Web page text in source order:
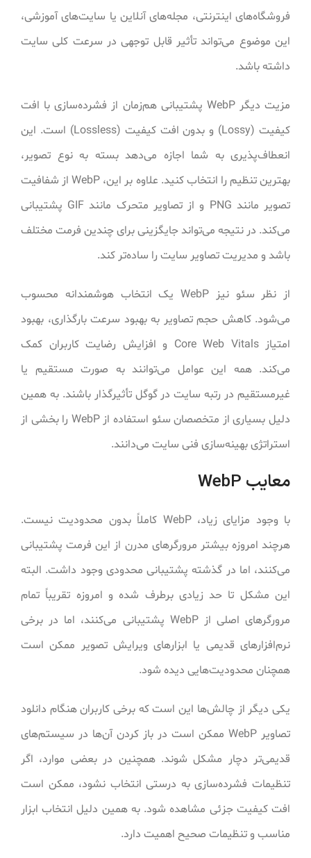
فروشگاه‌های اینترنتی، مجله‌های آنلاین یا سایت‌های آموزشی،
این موضوع می‌تواند تأثیر قابل توجهی در سرعت کلی سایت
داشته باشد.
مزیت دیگر WebP پشتیبانی هم‌زمان از فشرده‌سازی با افت
کیفیت (Lossy) و بدون افت کیفیت (Lossless) است. این
انعطاف‌پذیری به شما اجازه می‌دهد بسته به نوع تصویر،
بهترین تنظیم را انتخاب کنید. علاوه بر این، WebP از شفافیت
تصویر مانند PNG و از تصاویر متحرک مانند GIF پشتیبانی
می‌کند. در نتیجه می‌تواند جایگزینی برای چندین فرمت مختلف
باشد و مدیریت تصاویر سایت را ساده‌تر کند.
از نظر سئو نیز WebP یک انتخاب هوشمندانه محسوب
می‌شود. کاهش حجم تصاویر به بهبود سرعت بارگذاری، بهبود
امتیاز Core Web Vitals و افزایش رضایت کاربران کمک
می‌کند. همه این عوامل می‌توانند به صورت مستقیم یا
غیرمستقیم در رتبه سایت در گوگل تأثیرگذار باشند. به همین
دلیل بسیاری از متخصصان سئو استفاده از WebP را بخشی از
استراتژی بهینه‌سازی فنی سایت می‌دانند.
معایب WebP
با وجود مزایای زیاد، WebP کاملاً بدون محدودیت نیست.
هرچند امروزه بیشتر مرورگرهای مدرن از این فرمت پشتیبانی
می‌کنند، اما در گذشته پشتیبانی محدودی وجود داشت. البته
این مشکل تا حد زیادی برطرف شده و امروزه تقریباً تمام
مرورگرهای اصلی از WebP پشتیبانی می‌کنند، اما در برخی
نرم‌افزارهای قدیمی یا ابزارهای ویرایش تصویر ممکن است
همچنان محدودیت‌هایی دیده شود.
یکی دیگر از چالش‌ها این است که برخی کاربران هنگام دانلود
تصاویر WebP ممکن است در باز کردن آن‌ها در سیستم‌های
قدیمی‌تر دچار مشکل شوند. همچنین در بعضی موارد، اگر
تنظیمات فشرده‌سازی به درستی انتخاب نشود، ممکن است
افت کیفیت جزئی مشاهده شود. به همین دلیل انتخاب ابزار
مناسب و تنظیمات صحیح اهمیت دارد.